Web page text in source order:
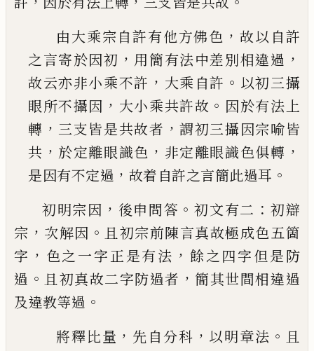
由大乘宗自許有他方佛色 ，故以自許
之言寄於因初 ， 用簡有法中差別相違過 ，
故云亦非小乘不許 ， 大乘自許 。 以初三攝
眼所不攝因 ， 大小乘共許故 。 因於有法上
轉 ， 三支皆是共故者 ，謂初三攝因宗喻皆
共 ， 於定離眼識色 ， 非定離眼識色俱轉 ，
是因有不定過 ， 故着自許之言簡此過耳 。
初明宗因 ， 後申問答 。初文有二 ： 初辯
宗 ， 次解因 。 且初宗前陳言真故極成色五箇
字 ， 色之一字正是有法 ， 餘之四字但是防
過 。 且初真故二字防過者 ， 簡其世間相違過
及違教等過 。
將釋比量 ， 先自分科 ， 以明章法 。 且